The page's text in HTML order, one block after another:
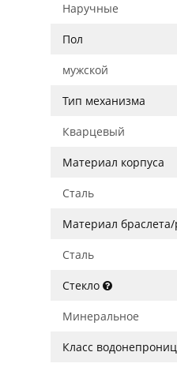
Наручные
Пол
мужской
Тип механизма
Кварцевый
Материал корпуса
Сталь
Материал
Сталь
Стекло
Минеральное
Класс